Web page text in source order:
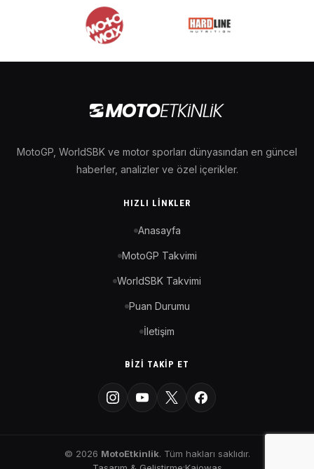
MotoGP, WorldSBK ve motor sporları dünyasından en güncel
haberler, analizler ve özel içerikler.
HIZLI LINKLER
Anasayfa
MotoGP Takvimi
WorldSBK Takvimi
Puan Durumu
İletişim
BIZI TAKIP ET
© 2026 MotoEtkinlik. Tüm hakları saklıdır.